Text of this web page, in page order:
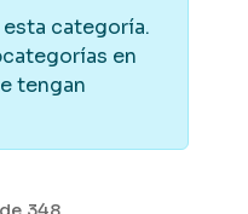
categoría.
en
tengan